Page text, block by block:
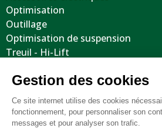
Optimisation
Outillage
Optimisation de suspension
Treuil - Hi-Lift
Volants
Jantes / Pneumatiques / Accessoires
Informations utiles